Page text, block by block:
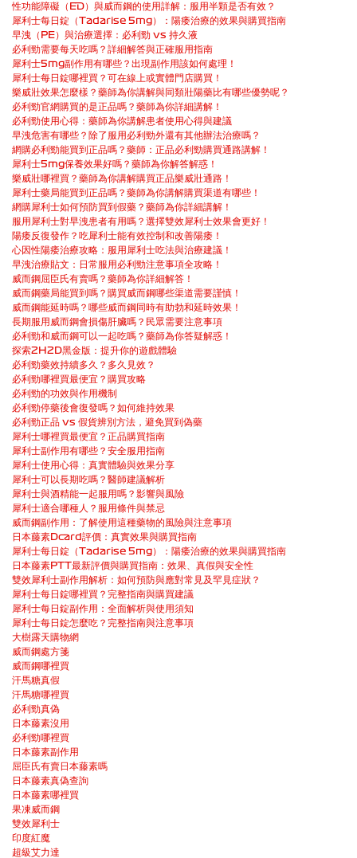
性功能障礙（ED）與威而鋼的使用詳解：服用半顆是否有效？
犀利士每日錠（Tadarise 5mg）：陽痿治療的效果與購買指南
早洩（PE）與治療選擇：必利勁 vs 持久液
必利勁需要每天吃嗎？詳細解答與正確服用指南
犀利士5mg副作用有哪些？出現副作用該如何處理！
犀利士每日錠哪裡買？可在線上或實體門店購買！
樂威壯效果怎麼樣？藥師為你講解與同類壯陽藥比有哪些優勢呢？
必利勁官網購買的是正品嗎？藥師為你詳細講解！
必利勁使用心得：藥師為你講解患者使用心得與建議
早洩危害有哪些？除了服用必利勁外還有其他辦法治療嗎？
網購必利勁能買到正品嗎？藥師：正品必利勁購買通路講解！
犀利士5mg保養效果好嗎？藥師為你解答解惑！
樂威壯哪裡買？藥師為你講解購買正品樂威壯通路！
犀利士藥局能買到正品嗎？藥師為你講解購買渠道有哪些！
網購犀利士如何預防買到假藥？藥師為你詳細講解！
服用犀利士對早洩患者有用嗎？選擇雙效犀利士效果會更好！
陽痿反復發作？吃犀利士能有效控制和改善陽痿！
心因性陽痿治療攻略：服用犀利士吃法與治療建議！
早洩治療貼文：日常服用必利勁注意事項全攻略！
威而鋼屈臣氏有賣嗎？藥師為你詳細解答！
威而鋼藥局能買到嗎？購買威而鋼哪些渠道需要謹慎！
威而鋼能延時嗎？哪些威而鋼同時有助勃和延時效果！
長期服用威而鋼會損傷肝臟嗎？民眾需要注意事項
必利勁和威而鋼可以一起吃嗎？藥師為你答疑解惑！
探索2H2D黑金版：提升你的遊戲體驗
必利勁藥效持續多久？多久見效？
必利勁哪裡買最便宜？購買攻略
必利勁的功效與作用機制
必利勁停藥後會復發嗎？如何維持效果
必利勁正品 vs 假貨辨別方法，避免買到偽藥
犀利士哪裡買最便宜？正品購買指南
犀利士副作用有哪些？安全服用指南
犀利士使用心得：真實體驗與效果分享
犀利士可以長期吃嗎？醫師建議解析
犀利士與酒精能一起服用嗎？影響與風險
犀利士適合哪種人？服用條件與禁忌
威而鋼副作用：了解使用這種藥物的風險與注意事項
日本藤素Dcard評價：真實效果與購買指南
犀利士每日錠（Tadarise 5mg）：陽痿治療的效果與購買指南
日本藤素PTT最新評價與購買指南：效果、真假與安全性
雙效犀利士副作用解析：如何預防與應對常見及罕見症狀？
犀利士每日錠哪裡買？完整指南與購買建議
犀利士每日錠副作用：全面解析與使用須知
犀利士每日錠怎麼吃？完整指南與注意事項
大樹露天購物網
威而鋼處方箋
威而鋼哪裡買
汗馬糖真假
汗馬糖哪裡買
必利勁真偽
日本藤素沒用
必利勁哪裡買
日本藤素副作用
屈臣氏有賣日本藤素嗎
日本藤素真偽查詢
日本藤素哪裡買
果凍威而鋼
雙效犀利士
印度紅魔
超級艾力達